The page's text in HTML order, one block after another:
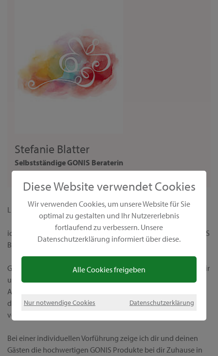
Diese Website verwendet Cookies
Wir verwenden Cookies, um unsere Website für Sie
optimal zu gestalten und Ihr Nutzererlebnis
fortlaufend zu verbessern. Unsere
Datenschutzerklärung informiert über diese.
Alle Cookies freigeben
Nur notwendige Cookies Datenschutzerklärung
Stefanie Blatter
Selbstständige GONIS Beraterin
Liebe Interessentin,
ich begrüße dich ganz herzlich auf meiner persönlichen GONIS
Beraterseite!
Getreu dem Motto „Wir machen die Welt bunter“ möchte ich dir
unsere einzigartigen Kreativprodukte und die vielfältigen
Anwendungsmöglichkeiten präsentieren. Bei GONIS erhältst
du alles aus einer Hand und wirst außerdem ganz persönlich
von mir betreut, vor und natürlich auch nach dem Kauf.
Bei einer individuellen Vorführung zeige ich dir und deinen
Gästen die hochwertigen GONIS Produkte bei dir Zuhause in